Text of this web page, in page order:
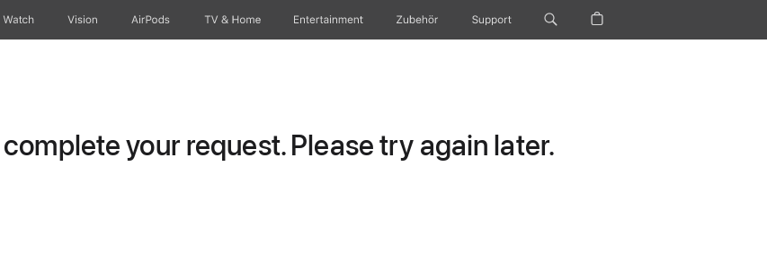
Watch Vision AirPods TV & Home Entertainment Zubehör Support
your request. Please try again later.